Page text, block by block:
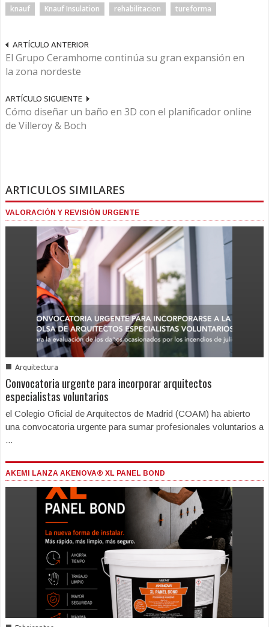
knauf Knauf Insulation rehabilitacion tureforma
ARTÍCULO ANTERIOR
El Grupo Ceramhome continúa su gran expansión en
la zona nordeste
ARTÍCULO SIGUIENTE
Cómo diseñar un baño en 3D con el planificador online
de Villeroy & Boch
ARTICULOS SIMILARES
VALORACIÓN Y REVISIÓN URGENTE
■ Arquitectura
Convocatoria urgente para incorporar arquitectos
especialistas voluntarios
el Colegio Oficial de Arquitectos de Madrid (COAM) ha abierto
una convocatoria urgente para sumar profesionales voluntarios a
...
AKEMI LANZA AKENOVA® XL PANEL BOND